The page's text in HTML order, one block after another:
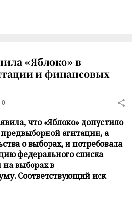
«Яблоко» в
и финансовых
0
что «Яблоко» допустило
агитации, а
о выборах, и потребовала
федерального списка
выборах в
Соответствующий иск